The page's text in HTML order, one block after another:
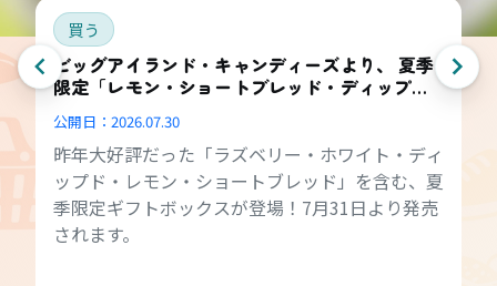
買う
ビッグアイランド・キャンディーズより、 夏季
限定「レモン・ショートブレッド・ディップ
公開日： 2026.07.30
昨年大好評だった「ラズベリー・ホワイト・ディ
ップド・レモン・ショートブレッド」を含む、夏
季限定ギフトボックスが登場！7月31日より発売
されます。